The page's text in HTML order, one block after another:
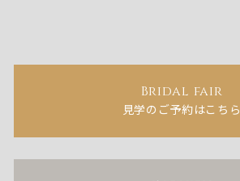
Bridal fair
見学のご予約はこちら